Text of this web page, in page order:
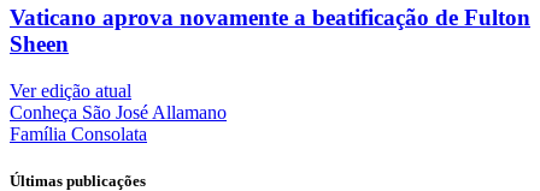
Vaticano aprova novamente a beatificação de Fulton
Sheen
Ver edição atual
Conheça São José Allamano
Família Consolata
Últimas publicações